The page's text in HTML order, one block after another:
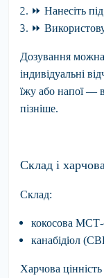
⏩ Нанесіть
⏩
Дозування
індивідуальні
їжу або напої —
пізніше.
Склад і
Склад:
кокосова
канабідіол
Харчова